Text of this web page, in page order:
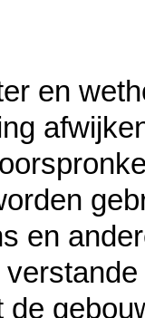
en
en
de